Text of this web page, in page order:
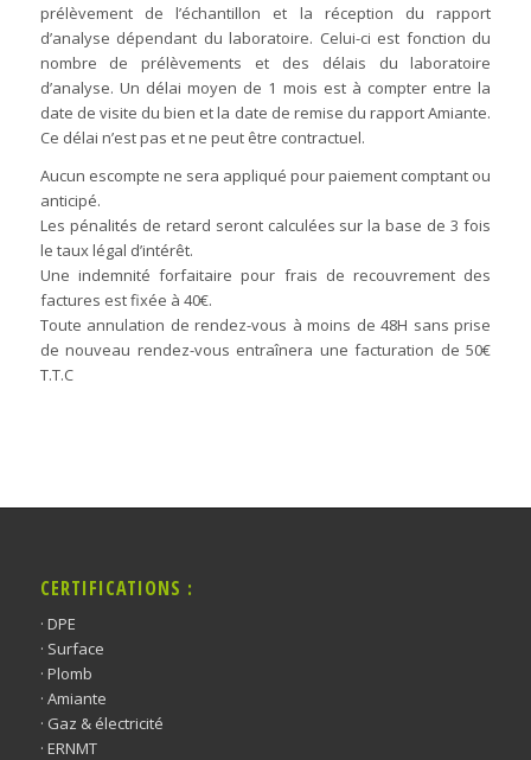
prélèvement de l’échantillon et la réception du rapport
d’analyse dépendant du laboratoire. Celui-ci est fonction du
nombre de prélèvements et des délais du laboratoire
d’analyse. Un délai moyen de 1 mois est à compter entre la
date de visite du bien et la date de remise du rapport Amiante.
Ce délai n’est pas et ne peut être contractuel.
Aucun escompte ne sera appliqué pour paiement comptant ou
anticipé.
Les pénalités de retard seront calculées sur la base de 3 fois
le taux légal d’intérêt.
Une indemnité forfaitaire pour frais de recouvrement des
factures est fixée à 40€.
Toute annulation de rendez-vous à moins de 48H sans prise
de nouveau rendez-vous entraînera une facturation de 50€
T.T.C
CERTIFICATIONS :
· DPE
· Surface
· Plomb
· Amiante
· Gaz & électricité
· ERNMT